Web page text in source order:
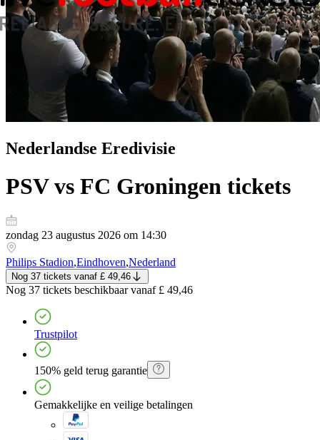
Nederlandse Eredivisie
PSV vs FC Groningen tickets
zondag 23 augustus 2026 om 14:30
Philips Stadion,Eindhoven,Nederland
Nog 37 tickets vanaf £ 49,46
Nog 37 tickets beschikbaar vanaf £ 49,46
Trustpilot
150% geld terug garantie
Gemakkelijke en veilige betalingen